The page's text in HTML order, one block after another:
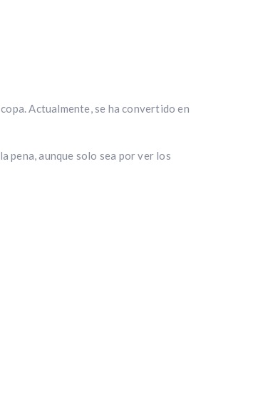
Actualmente, se ha convertido en
pena, aunque solo sea por ver los